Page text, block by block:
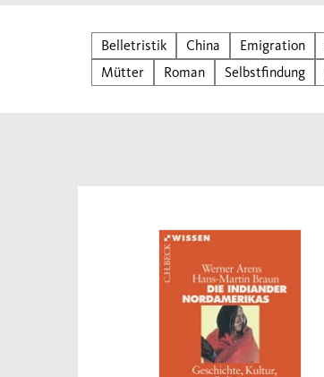
Belletristik China Emigration
Mütter
Roman Selbstfindung